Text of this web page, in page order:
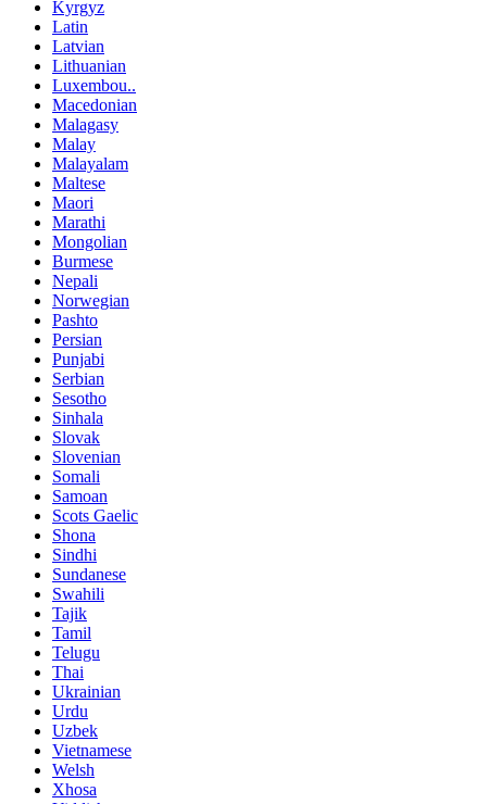
Kyrgyz
Latin
Latvian
Lithuanian
Luxembou..
Macedonian
Malagasy
Malay
Malayalam
Maltese
Maori
Marathi
Mongolian
Burmese
Nepali
Norwegian
Pashto
Persian
Punjabi
Serbian
Sesotho
Sinhala
Slovak
Slovenian
Somali
Samoan
Scots Gaelic
Shona
Sindhi
Sundanese
Swahili
Tajik
Tamil
Telugu
Thai
Ukrainian
Urdu
Uzbek
Vietnamese
Welsh
Xhosa